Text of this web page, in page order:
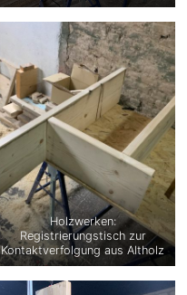
Holzwerken:
Registrierungstisch zur
Kontaktverfolgung aus Altholz